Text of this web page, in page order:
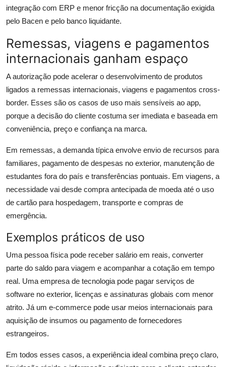
integração com ERP e menor fricção na documentação exigida
pelo Bacen e pelo banco liquidante.
Remessas, viagens e pagamentos
internacionais ganham espaço
A autorização pode acelerar o desenvolvimento de produtos
ligados a remessas internacionais, viagens e pagamentos cross-
border. Esses são os casos de uso mais sensíveis ao app,
porque a decisão do cliente costuma ser imediata e baseada em
conveniência, preço e confiança na marca.
Em remessas, a demanda típica envolve envio de recursos para
familiares, pagamento de despesas no exterior, manutenção de
estudantes fora do país e transferências pontuais. Em viagens, a
necessidade vai desde compra antecipada de moeda até o uso
de cartão para hospedagem, transporte e compras de
emergência.
Exemplos práticos de uso
Uma pessoa física pode receber salário em reais, converter
parte do saldo para viagem e acompanhar a cotação em tempo
real. Uma empresa de tecnologia pode pagar serviços de
software no exterior, licenças e assinaturas globais com menor
atrito. Já um e-commerce pode usar meios internacionais para
aquisição de insumos ou pagamento de fornecedores
estrangeiros.
Em todos esses casos, a experiência ideal combina preço claro,